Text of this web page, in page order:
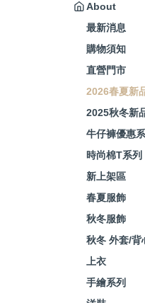
About
最新消息
購物須知
直營門市
2026春夏新
2025秋冬新
牛仔褲優惠
時尚棉T系列
新上架區
春夏服飾
秋冬服飾
秋冬 外套/背
上衣
手繪系列